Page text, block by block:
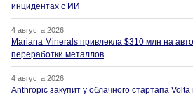
инцидентах с ИИ
4 августа 2026
Mariana Minerals привлекла $310 млн на
переработки металлов
4 августа 2026
Anthropic закупит у облачного стартапа